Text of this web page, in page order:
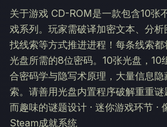
关于游戏 CD-ROM是一款包含10张
戏系列。玩家需破译加密文本、分
找线索等方式推进进程！每条线索
光盘所需的8位密码。10张光盘，10
合密码学与隐写术原理，大量信息
索。请善用光盘内置程序破解重重谜
而趣味的谜题设计 · 迷你游戏环节 ·
Steam成就系统